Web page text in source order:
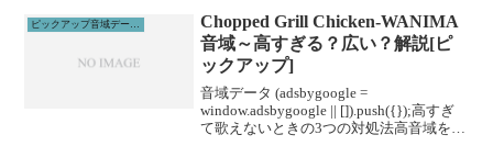
ピックアップ音域データ解説
Chopped Grill Chicken-WANIMA
音域～高すぎる？広い？解説[ピ
ックアップ]
音域データ (adsbygoogle =
window.adsbygoogle || []).push({});高すぎ
て歌えないときの3つの対処法高音域を広